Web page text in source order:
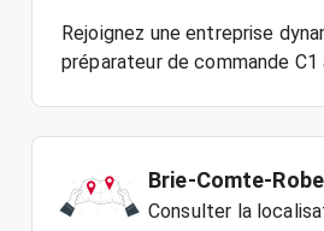
Rejoignez une entreprise
Brie-Comte-
Consulter la